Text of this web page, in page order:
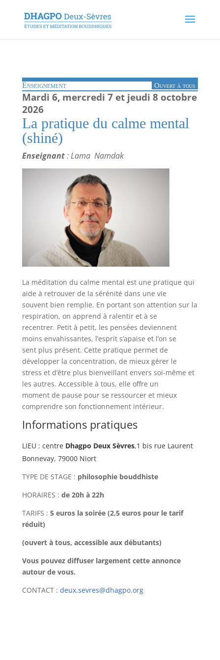
Enseignement Ouvert à tous
Mardi 6, mercredi 7 et jeudi 8 octobre
2026
La pratique du calme mental
(shiné)
Enseignant: Lama Namdak
La méditation du calme mental est une pratique qui
aide à retrouver de la sérénité dans une vie
souvent bien remplie. En portant son attention sur la
respiration, on apprend à ralentir et à se
recentrer. Petit à petit, les pensées deviennent
moins envahissantes, l’esprit s’apaise et l’on se
sent plus présent. Cette pratique permet de
développer la concentration, de mieux gérer le
stress et d’être plus bienveillant envers soi-même et
les autres. Accessible à tous, elle offre un
moment de pause pour se ressourcer et mieux
comprendre son fonctionnement intérieur.
Informations pratiques
LIEU : centre Dhagpo Deux Sèvres,1 bis rue Laurent
Bonnevay, 79000 Niort
TYPE DE STAGE : philosophie bouddhiste
HORAIRES : de 20h à 22h
TARIFS : 5 euros la soirée (2,5 euros pour le tarif
réduit)
(ouvert à tous, accessible aux débutants)
Vous pouvez diffuser largement cette annonce
autour de vous.
CONTACT : deux.sevres@dhagpo.org